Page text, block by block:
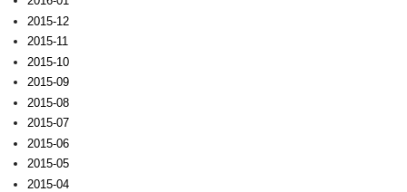
2015-12
2015-11
2015-10
2015-09
2015-08
2015-07
2015-06
2015-05
2015-04